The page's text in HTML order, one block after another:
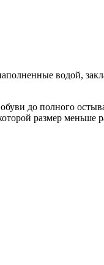
водой,
до полного
размер меньше